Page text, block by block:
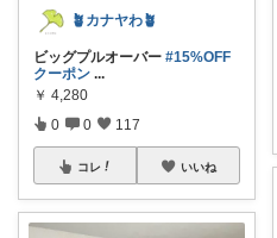
🪴カナヤわ🪴
ビッグプルオーバー #15%OFF
クーポン ...
￥ 4,280
0 0 117
コレ いいね